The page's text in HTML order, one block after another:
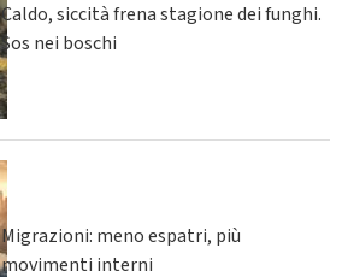
Caldo, siccità frena stagione dei funghi.
Sos nei boschi
Migrazioni: meno espatri, più
movimenti interni